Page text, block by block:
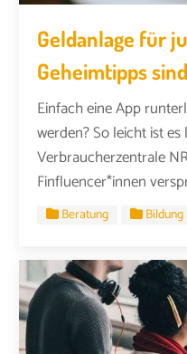
Geldanlage für
Geheimtipps
Einfach eine App
werden? So leicht ist
Verbraucherzentrale
Finfluencer*innen
Beratung Bildung